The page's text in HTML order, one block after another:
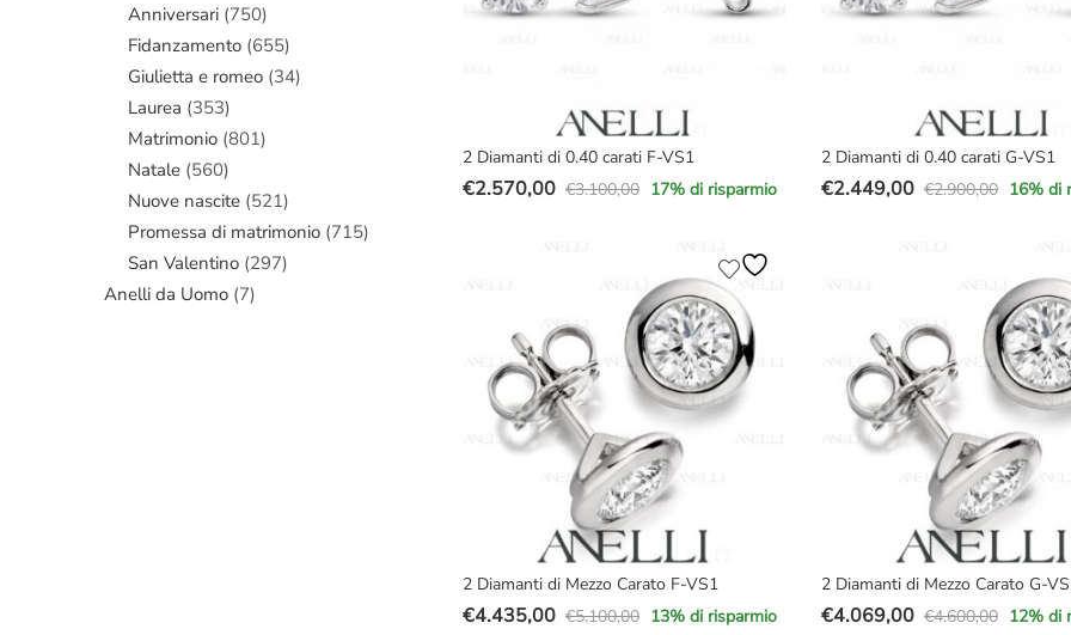
2 Diamanti di 0.40 carati F-VS1
€3.100,00
Il
€3.100,00.
€2.570,00
Il
€2.570,00.
17% di risparmio
2 Diamanti di 0.40 carati G-VS1
€2.900,00
Il
€2.900,00.
€2.449,00
Il
€2.449,00.
16% di
2 Diamanti di Mezzo Carato F-VS1
€5.100,00
Il
€4.435,00
Il 13% di risparmio
2 Diamanti di Mezzo Carato G-
€4.600,00
Il
€4.069,00
Il 12% di
Anniversari (750)
Fidanzamento (655)
Giulietta e romeo (34)
Laurea (353)
Matrimonio (801)
Natale (560)
Nuove nascite (521)
Promessa di matrimonio (715)
San Valentino (297)
Anelli da Uomo (7)